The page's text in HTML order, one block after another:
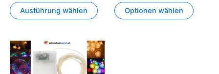
Ausführung wählen
werden Optionen wählen
werden
Preisspanne:
CHF 14.90
bis
CHF 19.90
Dieses
Produkt
weist